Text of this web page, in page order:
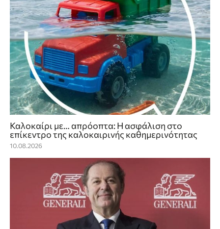
Καλοκαίρι με… απρόοπτα: Η ασφάλιση στο
επίκεντρο της καλοκαιρινής καθημερινότητας
10.08.2026